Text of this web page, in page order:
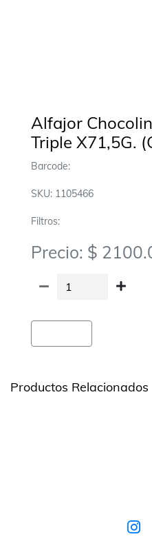
Alfajor
Triple X71,5G.
Barcode:
SKU: 1105466
Filtros:
Precio: $
Productos Relacionados